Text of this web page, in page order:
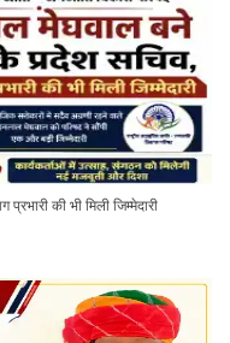
की भी मिली जिम्मेदारी